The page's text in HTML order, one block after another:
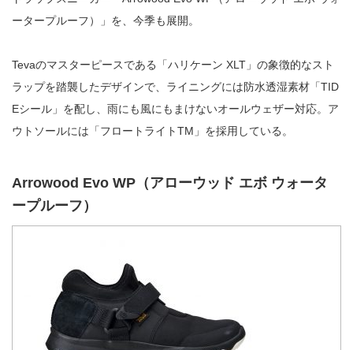
ータープルーフ）」を、今季も展開。
Tevaのマスターピースである「ハリケーン XLT」の象徴的なスト
ラップを踏襲したデザインで、ライニングには防水透湿素材「TID
Eシール」を配し、雨にも風にもまけないオールウェザー対応。ア
ウトソールには「フロートライトTM」を採用している。
Arrowood Evo WP（アローウッド エボ ウォータ
ープルーフ）